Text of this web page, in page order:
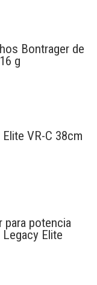
Bontrager de
g
VR-C 38cm
para potencia
Elite